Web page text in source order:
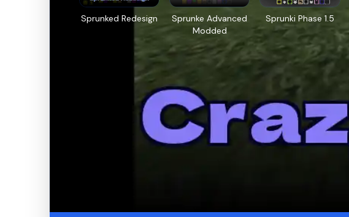
Sprunked Redesign
Sprunke Advanced
Modded
Sprunki Phase 1.5